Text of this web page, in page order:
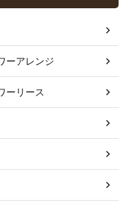
ーアレンジ
ーリース